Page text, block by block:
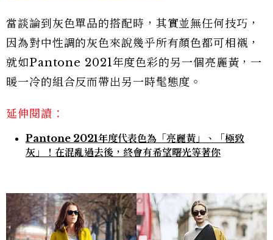
當談論到灰色單品的搭配時，其實並無任何技巧，
因為對中性調的灰色來說幾乎所有顏色都可相襯，
就如Pantone 2021年度色彩的另一個亮麗黃，一
暖一冷的組合反而帶出另一時髦態度。
延伸閱讀：
Pantone 2021年度代表色為「亮麗黃」、「極致
灰」！在混亂過去後，終會有希望曙光等著你